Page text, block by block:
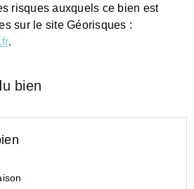
risques auxquels ce bien est
sur le site Géorisques :
.
bien